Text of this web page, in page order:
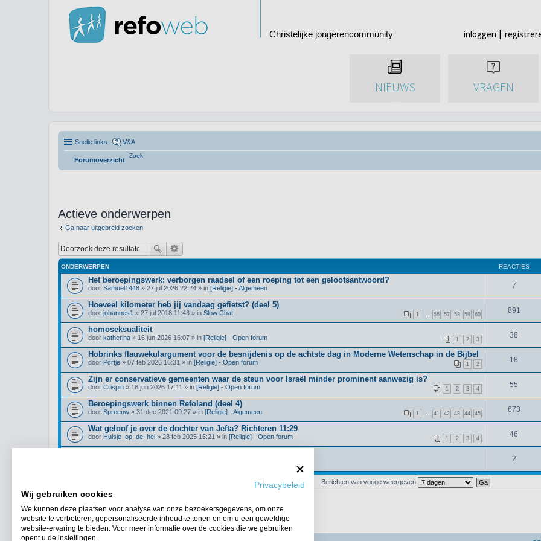
Christelijke jongerencommunity inloggen
NIEUWS VRAGEN
Snelle links V&A
Forumoverzicht
Zoek
Actieve onderwerpen
Ga naar uitgebreid zoeken
ONDERWERPEN REACTIES
Het beroepingswerk: verborgen raadsel of een roeping tot een geloofsantwoord?
door Samuel1448 » 27 jul 2026 22:24 » in [Religie] - Algemeen 7
Hoeveel kilometer heb jij vandaag gefietst? (deel 5)
1 … 56 57 58 59 60
door johannes1 » 27 jul 2018 11:43 » in Slow Chat 891
homoseksualiteit
1 2 3
door katherina » 16 jun 2026 16:07 » in [Religie] - Open forum 38
Hobrinks flauwekulargument voor de besnijdenis op de achtste dag in Moderne Wetenschap in de Bijbel
1 2
door Pcrtje » 07 feb 2026 16:31 » in [Religie] - Open forum 18
Zijn er conservatieve gemeenten waar de steun voor Israël minder prominent aanwezig is?
1 2 3 4
door Crispin » 18 jun 2026 17:11 » in [Religie] - Open forum 55
Beroepingswerk binnen Refoland (deel 4)
1 … 41 42 43 44 45
door Spreeuw » 31 dec 2021 09:27 » in [Religie] - Algemeen 673
Wat geloof je over de dochter van Jefta? Richteren 11:29
1 2 3 4
door Huisje_op_de_hei » 28 feb 2025 15:21 » in [Religie] - Open forum 46
2
Berichten van vorige weergeven
Ga naar uitgebreid zoeken
Privacybeleid
Wij gebruiken cookies
We kunnen deze plaatsen voor analyse van onze bezoekersgegevens, om onze
website te verbeteren, gepersonaliseerde inhoud te tonen en om u een geweldige
website-ervaring te bieden. Voor meer informatie over de cookies die we gebruiken
opent u de instellingen.